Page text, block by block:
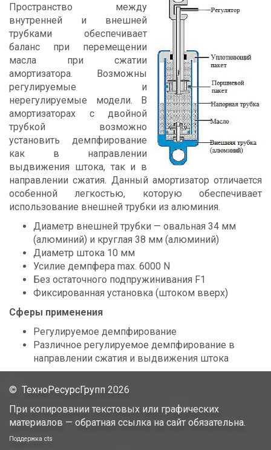
Пространство между
внутренней и внешней
трубками обеспечивает
баланс при перемещении
масла при сжатии
амортизатора. Возможны
регулируемые и
нерегулируемые модели. В
амортизаторах с двойной
трубкой возможно
установить демпфирование
как в направлении
выдвижения штока, так и в
направлении сжатия. Данный амортизатор отличается
особенной легкостью, которую обеспечивает
использование внешней трубки из алюминия.
Диаметр внешней трубки — овальная 34 мм
(алюминий) и круглая 38 мм (алюминий)
Диаметр штока 10 мм
Усилие демпфера max. 6000 N
Без остаточного подпружинивания F1
Фиксированная установка (штоком вверх)
Сферы применения
Регулируемое демпфирование
Различное регулируемое демпфирование в
направлении сжатия и выдвижения штока
© ТехноРесурсГрупп 2026
При копировании текстовых или графических
материалов — обратная ссылка на сайт обязательна.
Поддержка cts